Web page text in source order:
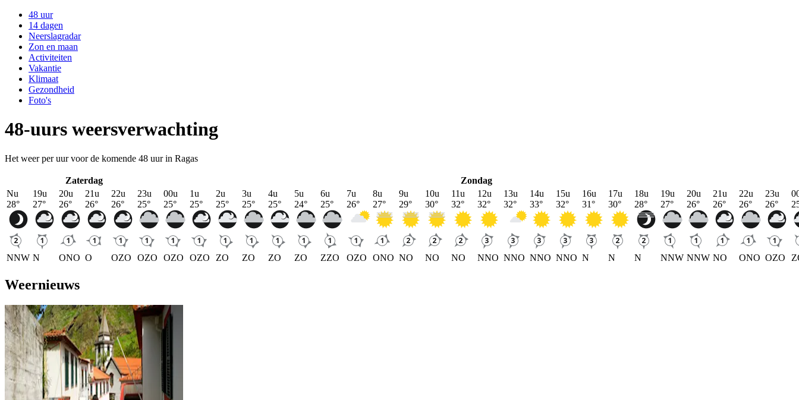
48 uur
14 dagen
Neerslagradar
Zon en maan
Activiteiten
Vakantie
Klimaat
Gezondheid
Foto's
48-uurs weersverwachting
Het weer per uur voor de komende 48 uur in Ragas
Zaterdag
Zondag
Nu
28°
NNW
19u
27°
N
20u
26°
ONO
21u
26°
O
22u
26°
OZO
23u
25°
OZO
00u
25°
OZO
1u
25°
OZO
2u
25°
ZO
3u
25°
ZO
4u
25°
ZO
5u
24°
ZO
6u
25°
ZZO
7u
26°
OZO
8u
27°
ONO
9u
29°
NO
10u
30°
NO
11u
32°
NO
12u
32°
NNO
13u
32°
NNO
14u
33°
NNO
15u
32°
NNO
16u
31°
N
17u
30°
N
18u
28°
N
19u
27°
NNW
20u
26°
NNW
21u
26°
NO
22u
26°
ONO
23u
26°
OZO
Weernieuws